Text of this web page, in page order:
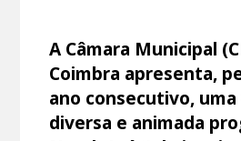
A Câmara Municipal
Coimbra apresenta,
ano consecutivo,
diversa e animada